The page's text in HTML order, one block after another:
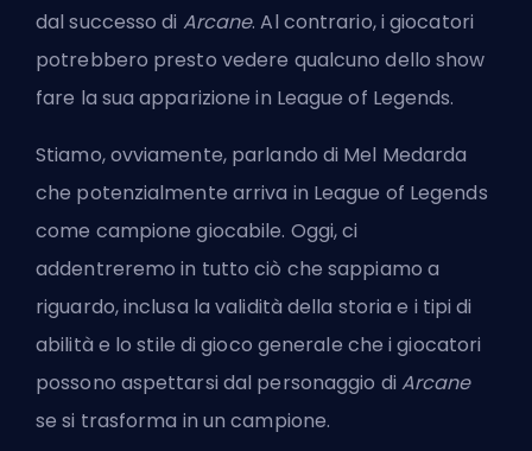
dal successo di Arcane. Al contrario, i giocatori
potrebbero presto vedere qualcuno dello show
fare la sua apparizione in League of Legends.
Stiamo, ovviamente, parlando di Mel Medarda
che potenzialmente arriva in League of Legends
come campione giocabile. Oggi, ci
addentreremo in tutto ciò che sappiamo a
riguardo, inclusa la validità della storia e i tipi di
abilità e lo stile di gioco generale che i giocatori
possono aspettarsi dal personaggio di Arcane
se si trasforma in un campione.